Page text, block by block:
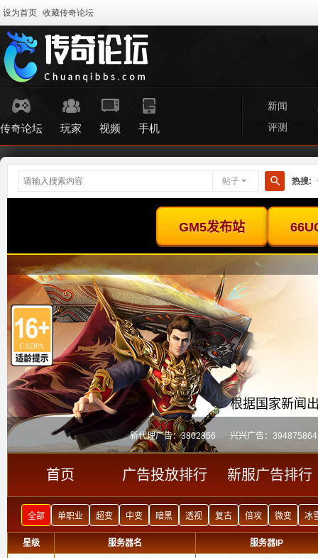
设为首页 收藏传奇论坛
传奇论坛 玩家 视频 手机
新闻
评测
帖子
搜
热搜: